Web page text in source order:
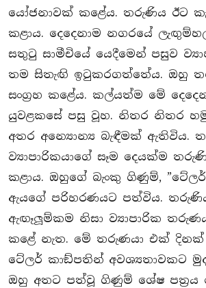
යෝජනාවක් කළේය. තරුණිය ඊට
කළාය. දෙදෙනාම නගරයේ
සතුටු සාමීචියේ යෙදීමෙන් පසුව
තම සිතැඟි ඉටුකරගත්තේය. ඔහු
සංග‍්‍රහ කළේය. කල්යත්ම මේ
යුවළකසේ පසු වූහ. නිතර නිතර
අතර අන්‍යොන්‍ය බැඳීමක් ඇතිවිය.
ව්‍යාපාරිකයාගේ සෑම දෙයක්ම
කළාය. ඔහුගේ බැංකු ගිණුම්,
ඇයගේ පරිහරණයට පත්විය.
ඇඟෑලූම්කම නිසා ව්‍යාපාරික
කළේ නැත. මේ තරුණයා එක් දිනක්
ටේලර් කාඞ්පතින් අවශ්‍යතාවකට
ඔහු අතට පත්වූ ගිණුම් ශේෂ පත‍්‍රය